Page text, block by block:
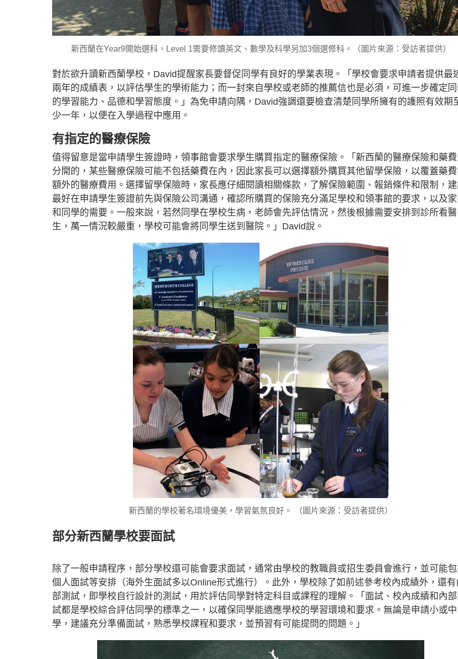
新西蘭在Year9開始選科，Level 1需要修讀英文、數學及科學另加3個選修科。（圖片來源：受訪者提供）
對於欲升讀新西蘭學校，David提醒家長要督促同學有良好的學業表現。「學校會要求申請者提供最
兩年的成績表，以評估學生的學術能力；而一封來自學校或老師的推薦信也是必須，可進一步確定
的學習能力、品德和學習態度。」為免申請向隅，David強調還要檢查清楚同學所擁有的護照有效期
少一年，以便在入學過程中應用。
有指定的醫療保險
值得留意是當申請學生簽證時，領事館會要求學生購買指定的醫療保險。「新西蘭的醫療保險和藥
分開的，某些醫療保險可能不包括藥費在內，因此家長可以選擇額外購買其他留學保險，以覆蓋藥
額外的醫療費用。選擇留學保險時，家長應仔細閱讀相關條款，了解保險範圍、報銷條件和限制，
最好在申請學生簽證前先與保險公司溝通，確認所購買的保險充分滿足學校和領事館的要求，以及
和同學的需要。一般來說，若然同學在學校生病，老師會先評估情況，然後根據需要安排到診所看醫
生，萬一情況較嚴重，學校可能會將同學生送到醫院。」David說。
新西蘭的學校著名環境優美，學習氣氛良好。 （圖片來源：受訪者提供）
部分新西蘭學校要面試
除了一般申請程序，部分學校還可能會要求面試，通常由學校的教職員或招生委員會進行，並可能
個人面試等安排（海外生面試多以Online形式進行）。此外，學校除了如前述參考校內成績外，還有
部測試，即學校自行設計的測試，用於評估同學對特定科目或課程的理解。「面試、校內成績和內
試都是學校綜合評估同學的標準之一，以確保同學能適應學校的學習環境和要求。無論是申請小或中
學，建議充分準備面試，熟悉學校課程和要求，並預習有可能提問的問題。」